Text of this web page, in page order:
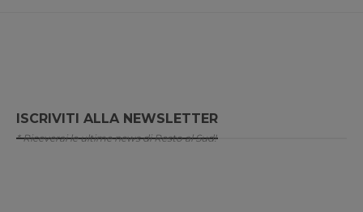
ISCRIVITI ALLA NEWSLETTER
* Riceverai le ultime news di Resto al Sud!